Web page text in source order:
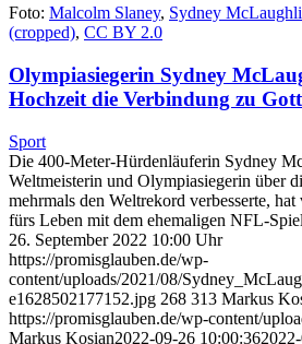
Foto: Malcolm Slaney, Sydney
(cropped), CC BY 2.0
Olympiasiegerin Sydney
Hochzeit die Verbindung zu
Sport
Die 400-Meter-Hürdenläuferin Sydney
Weltmeisterin und Olympiasiegerin über
mehrmals den Weltrekord verbesserte,
fürs Leben mit dem ehemaligen NFL-
26. September 2022 10:00 Uhr
https://promisglauben.de/wp-
content/uploads/2021/08/
e1628502177152.jpg 268 313 Markus
https://promisglauben.de/wp-content/
Markus Kosian2022-09-26 10:00:36